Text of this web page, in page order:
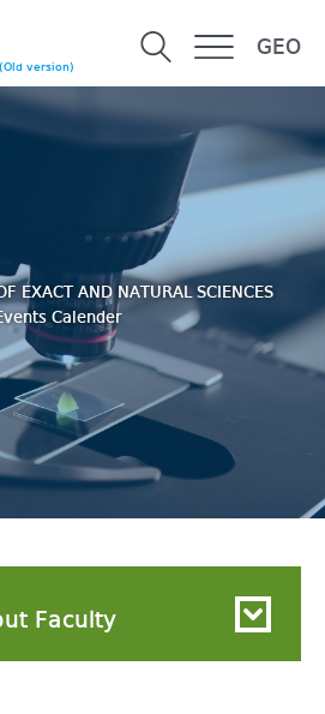
(Old version)
GEO
EXACT AND NATURAL SCIENCES
Calender
Faculty